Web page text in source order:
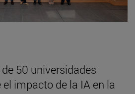
50 universidades
impacto de la IA en la